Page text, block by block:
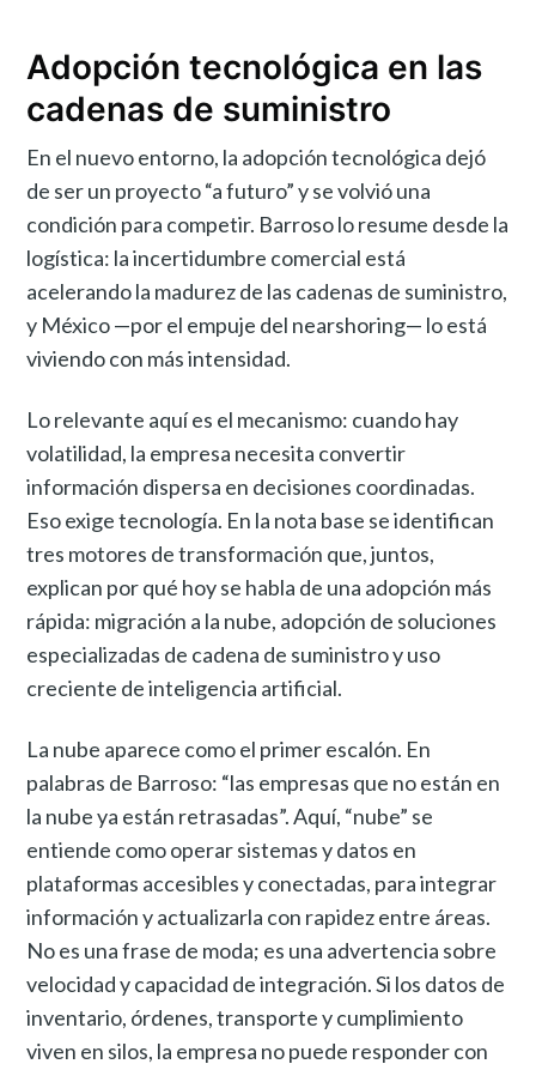
Adopción tecnológica en las
cadenas de suministro
En el nuevo entorno, la adopción tecnológica dejó
de ser un proyecto “a futuro” y se volvió una
condición para competir. Barroso lo resume desde la
logística: la incertidumbre comercial está
acelerando la madurez de las cadenas de suministro,
y México —por el empuje del nearshoring— lo está
viviendo con más intensidad.
Lo relevante aquí es el mecanismo: cuando hay
volatilidad, la empresa necesita convertir
información dispersa en decisiones coordinadas.
Eso exige tecnología. En la nota base se identifican
tres motores de transformación que, juntos,
explican por qué hoy se habla de una adopción más
rápida: migración a la nube, adopción de soluciones
especializadas de cadena de suministro y uso
creciente de inteligencia artificial.
La nube aparece como el primer escalón. En
palabras de Barroso: “las empresas que no están en
la nube ya están retrasadas”. Aquí, “nube” se
entiende como operar sistemas y datos en
plataformas accesibles y conectadas, para integrar
información y actualizarla con rapidez entre áreas.
No es una frase de moda; es una advertencia sobre
velocidad y capacidad de integración. Si los datos de
inventario, órdenes, transporte y cumplimiento
viven en silos, la empresa no puede responder con